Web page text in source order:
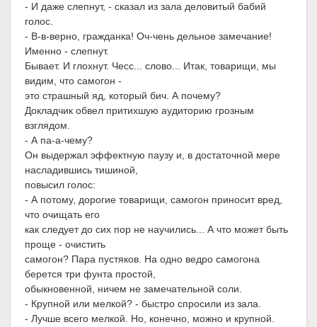
- И даже слепнут, - сказал из зала деловитый бабий
голос.
- В-в-верно, гражданка! Оч-чень дельное замечание!
Именно - слепнут.
Бывает. И глохнут. Чесс... слово... Итак, товарищи, мы
видим, что самогон -
это страшный яд, который бич. А почему?
Докладчик обвел притихшую аудиторию грозным
взглядом.
- А па-а-чему?
Он выдержал эффектную паузу и, в достаточной мере
насладившись тишиной,
повысил голос:
- А потому, дорогие товарищи, самогон приносит вред,
что очищать его
как следует до сих пор не научились... А что может быть
проще - очистить
самогон? Пара пустяков. На одно ведро самогона
берется три фунта простой,
обыкновенной, ничем не замечательной соли.
- Крупной или мелкой? - быстро спросили из зала.
- Лучше всего мелкой. Но, конечно, можно и крупной.